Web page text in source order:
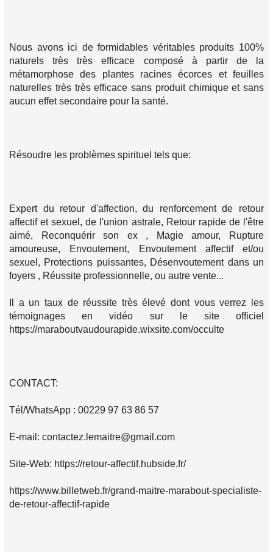
Nous avons ici de formidables véritables produits 100%
naturels très très efficace composé à partir de la
métamorphose des plantes racines écorces et feuilles
naturelles très très efficace sans produit chimique et sans
aucun effet secondaire pour la santé.
Résoudre les problèmes spirituel tels que:
Expert du retour d'affection, du renforcement de retour
affectif et sexuel, de l'union astrale, Retour rapide de l'être
aimé, Reconquérir son ex , Magie amour, Rupture
amoureuse, Envoutement, Envoutement affectif et/ou
sexuel, Protections puissantes, Désenvoutement dans un
foyers , Réussite professionnelle, ou autre vente...
Il a un taux de réussite très élevé dont vous verrez les
témoignages en vidéo sur le site officiel
https://maraboutvaudourapide.wixsite.com/occulte
CONTACT:
Tél/WhatsApp : 00229 97 63 86 57
E-mail: contactez.lemaitre@gmail.com
Site-Web: https://retour-affectif.hubside.fr/
https://www.billetweb.fr/grand-maitre-marabout-specialiste-
de-retour-affectif-rapide